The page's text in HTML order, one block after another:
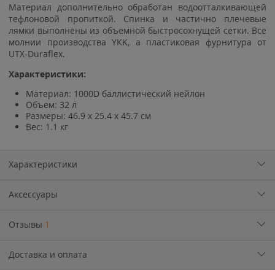
Материал дополнительно обработан водоотталкивающей
тефлоновой пропиткой. Спинка и частично плечевые
лямки выполнены из объемной быстросохнущей сетки. Все
молнии производства YKK, а пластиковая фурнитура от
UTX-Duraflex.
Характеристики:
Материал: 1000D баллистический нейлон
Объем: 32 л
Размеры: 46.9 х 25.4 х 45.7 см
Вес: 1.1 кг
Характеристики
Аксессуары
Отзывы 1
Доставка и оплата